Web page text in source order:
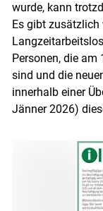
wurde, kann
Es gibt zusätzlich
Personen, die
sind und die
innerhalb einer
Jänner 2026)